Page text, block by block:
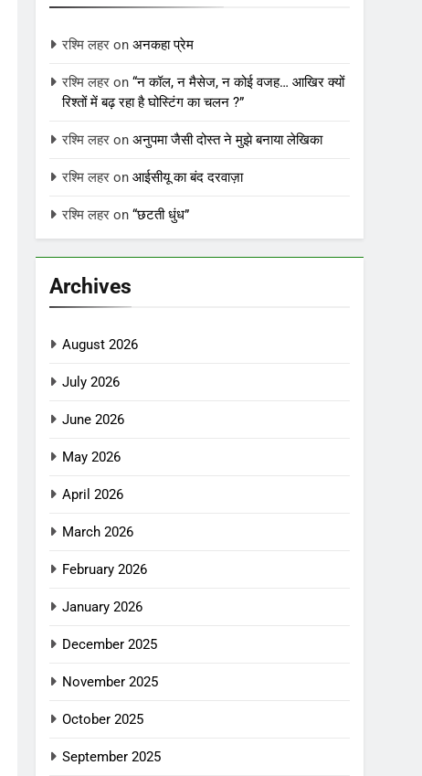
रश्मि लहर onअनकहा प्रेम
रश्मि लहर on“न कॉल, न मैसेज, न कोई वजह… आखिर क्यों
रिश्तों में बढ़ रहा है घोस्टिंग का चलन ?”
रश्मि लहर onअनुपमा जैसी दोस्त ने मुझे बनाया लेखिका
रश्मि लहर onआईसीयू का बंद दरवाज़ा
रश्मि लहर on“छटती धुंध”
Archives
August 2026
July 2026
June 2026
May 2026
April 2026
March 2026
February 2026
January 2026
December 2025
November 2025
October 2025
September 2025